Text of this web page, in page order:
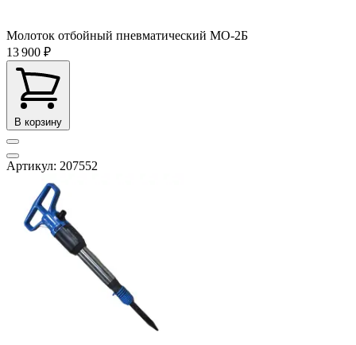
Молоток отбойный пневматический МО-2Б
13 900 ₽
В корзину
Артикул: 207552